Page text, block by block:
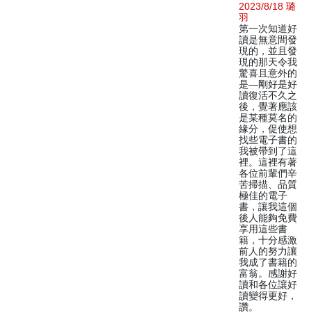
2023/8/18 璐
羽
第一次知道好
讀是無意間發
現的，並且發
現的那天令我
驚喜且意外的
是—剛好是好
讀復活不久之
後，覺著應該
是某種莫名的
緣分，促使想
找些電子書的
我被帶到了這
裡。這裡有著
各位前輩們辛
苦掃描、品質
極佳的電子
書，讓我這個
後人能夠免費
享用這些書
籍，十分感激
前人的努力讓
我成了書籍的
富翁。感謝好
讀和各位讓好
讀變得更好，
讚。